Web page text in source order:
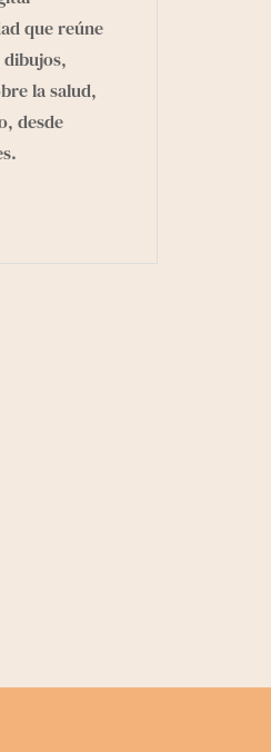
que reúne
la salud,
desde